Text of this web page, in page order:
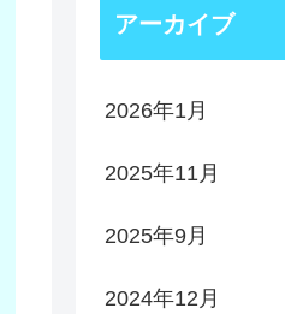
アーカイブ
2026年1月
2025年11月
2025年9月
2024年12月